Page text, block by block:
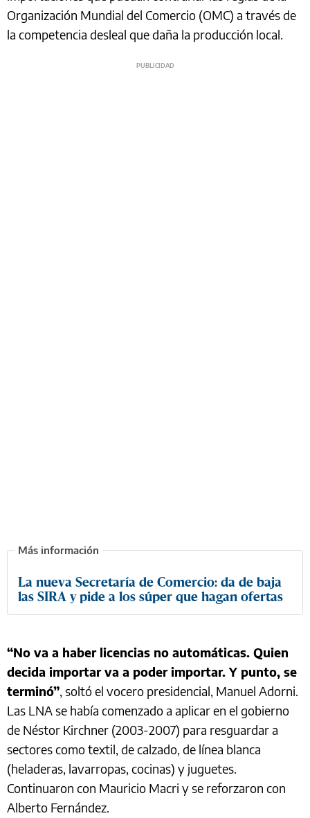
Organización Mundial del Comercio (OMC) a través de
la competencia desleal que daña la producción local.
La nueva Secretaría de Comercio: da de baja
las SIRA y pide a los súper que hagan ofertas
“No va a haber licencias no automáticas. Quien
decida importar va a poder importar. Y punto, se
terminó”, soltó el vocero presidencial, Manuel Adorni.
Las LNA se había comenzado a aplicar en el gobierno
de Néstor Kirchner (2003-2007) para resguardar a
sectores como textil, de calzado, de línea blanca
(heladeras, lavarropas, cocinas) y juguetes.
Continuaron con Mauricio Macri y se reforzaron con
Alberto Fernández.